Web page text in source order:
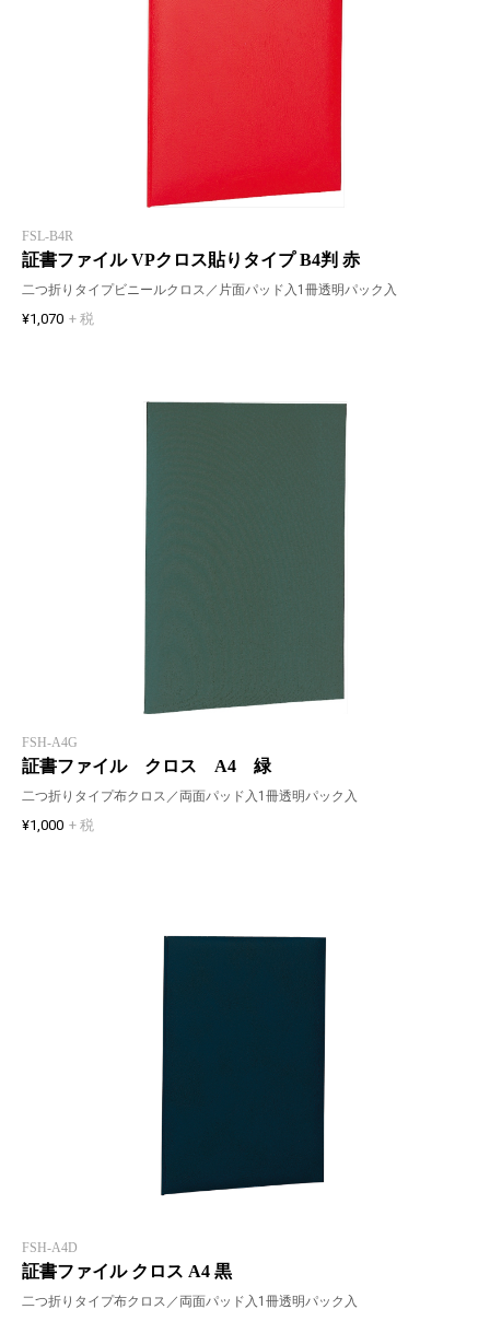
FSL-B4R
証書ファイル VPクロス貼りタイプ B4判 赤
二つ折りタイプビニールクロス／片面パッド入1冊透明パック入
¥1,070 + 税
FSH-A4G
証書ファイル クロス A4 緑
二つ折りタイプ布クロス／両面パッド入1冊透明パック入
¥1,000 + 税
FSH-A4D
証書ファイル クロス A4 黒
二つ折りタイプ布クロス／両面パッド入1冊透明パック入